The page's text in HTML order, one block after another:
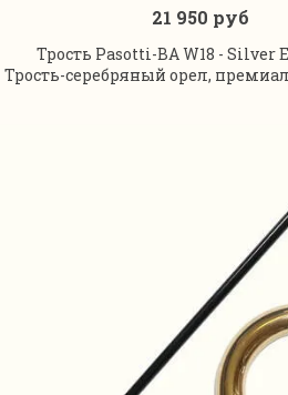
В корзину
21 950 руб
Трость Pasotti-BA W18 - Silver
Трость-серебряный орел,